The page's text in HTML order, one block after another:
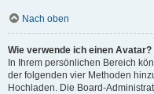
Nach oben
Wie verwende ich einen Avatar?
In Ihrem persönlichen Bereich
der folgenden vier Methoden
Hochladen. Die Board-